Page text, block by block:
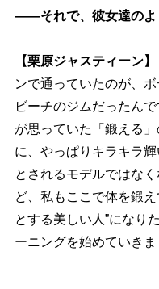
――それで、彼女達のよ
【栗原ジャスティーン】
ンで通っていたのが、
ビーチのジムだったん
が思っていた「鍛える
に、やっぱりキラキラ
とされるモデルではな
ど、私もここで体を鍛
とする美しい人”になり
ーニングを始めていきま